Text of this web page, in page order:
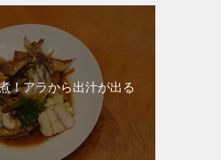
！アラから出汁が出る